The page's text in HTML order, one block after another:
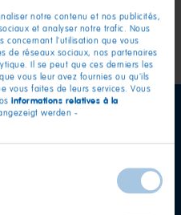
notre contenu et nos publicités,
et analyser notre trafic. Nous
concernant l'utilisation que vous
de réseaux sociaux, nos partenaires
Il se peut que ces derniers les
vous leur avez fournies ou qu'ils
vous faites de leurs services. Vous
informations relatives à la
werden -